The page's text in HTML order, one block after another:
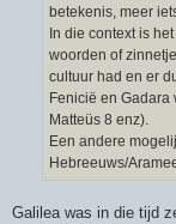
betekenis, meer
In die context is
woorden of
cultuur had en er
Fenicië en
Matteüs 8 enz).
Een andere
Hebreeuws/
Galilea was in die tijd